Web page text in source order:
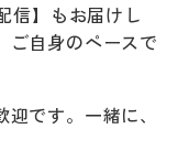
信】もお届けし
ご自身のペースで
です。一緒に、